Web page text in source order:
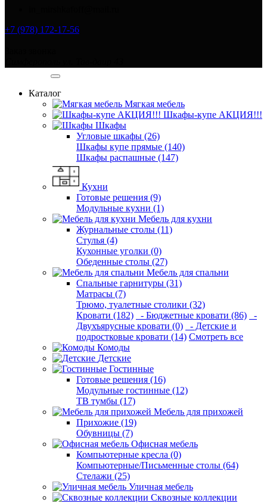
+7 (978) 172-17-56
Каталог
Мягкая мебель
Шкафы-купе АКЦИЯ!!!
Шкафы
Угловые шкафы (26)
Шкафы купе прямые (140)
Шкафы распашные (147)
Кухни
Готовые решения (9)
Модульные кухни (1)
Мебель для кухни
Журнальные столы (11)
Стулья (4)
Кухонные уголки (0)
Обеденные столы (27)
Мебель для спальни
Спальные гарнитуры (31)
Матрасы (7)
Трюмо, туалетные столики (32)
Кровати (182)
- Бюджетные кровати (86)
-
Двухъярусные кровати (0)
- Детские и
подростковые кровати (14) Смотреть все
Комоды
Детские
Гостинные
Готовые решения (16)
Модульные гостинные (12)
ТВ тумбы (17)
Мебель для прихожей
Прихожие (19)
Обувницы (7)
Офисная мебель
Компьютерные кресла (0)
Компьютерные/Письменные столы (64)
Стелажи (25)
Уличная мебель
Сквозные коллекции